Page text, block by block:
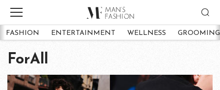
FASHION ENTERTAINMENT WELLNESS GROOMING
ForAll